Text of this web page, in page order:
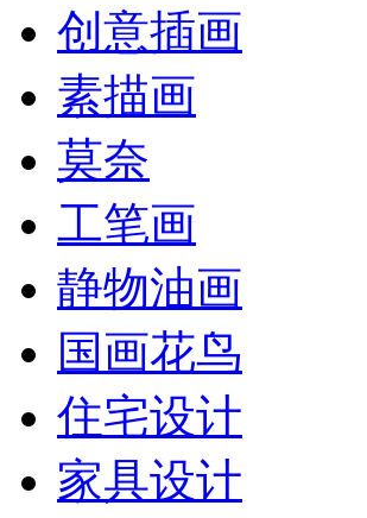
创意插画
素描画
莫奈
工笔画
静物油画
国画花鸟
住宅设计
家具设计